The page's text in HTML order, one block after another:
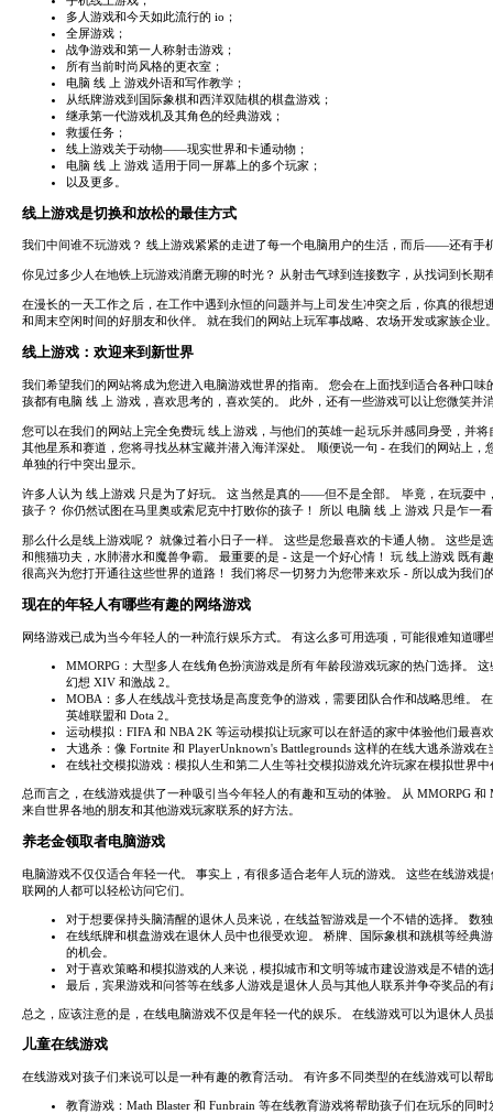
多人游戏和今天如此流行的 io；
全屏游戏；
战争游戏和第一人称射击游戏；
所有当前时尚风格的更衣室；
电脑 线 上 游戏外语和写作教学；
从纸牌游戏到国际象棋和西洋双陆棋的棋盘游戏；
继承第一代游戏机及其角色的经典游戏；
救援任务；
线上游戏关于动物——现实世界和卡通动物；
电脑 线 上 游戏 适用于同一屏幕上的多个玩家；
以及更多。
线上游戏是切换和放松的最佳方式
我们中间谁不玩游戏？ 线上游戏紧紧的走进了每一个电脑用户的生活，而后——还有手
你见过多少人在地铁上玩游戏消磨无聊的时光？ 从射击气球到连接数字，从找词到长
在漫长的一天工作之后，在工作中遇到永恒的问题并与上司发生冲突之后，你真的很
和周末空闲时间的好朋友和伙伴。 就在我们的网站上玩军事战略、农场开发或家族企业
线上游戏：欢迎来到新世界
我们希望我们的网站将成为您进入电脑游戏世界的指南。 您会在上面找到适合各种口
孩都有电脑 线 上 游戏，喜欢思考的，喜欢笑的。 此外，还有一些游戏可以让您微笑并
您可以在我们的网站上完全免费玩 线上游戏，与他们的英雄一起玩乐并感同身受，并
其他星系和赛道，您将寻找丛林宝藏并潜入海洋深处。 顺便说一句 - 在我们的网站上
单独的行中突出显示。
许多人认为 线上游戏 只是为了好玩。 这当然是真的——但不是全部。 毕竟，在玩耍
孩子？ 你仍然试图在马里奥或索尼克中打败你的孩子！ 所以 电脑 线 上 游戏 只是乍一
那么什么是线上游戏呢？ 就像过着小日子一样。 这些是您最喜欢的卡通人物。 这些
和熊猫功夫，水肺潜水和魔兽争霸。 最重要的是 - 这是一个好心情！ 玩 线上游戏 既
很高兴为您打开通往这些世界的道路！ 我们将尽一切努力为您带来欢乐 - 所以成为我们
现在的年轻人有哪些有趣的网络游戏
网络游戏已成为当今年轻人的一种流行娱乐方式。 有这么多可用选项，可能很难知道
MMORPG：大型多人在线角色扮演游戏是所有年龄段游戏玩家的热门选择。
幻想 XIV 和激战 2。
MOBA：多人在线战斗竞技场是高度竞争的游戏，需要团队合作和战略思维。
英雄联盟和 Dota 2。
运动模拟：FIFA 和 NBA 2K 等运动模拟让玩家可以在舒适的家中体验他们最
大逃杀：像 Fortnite 和 PlayerUnknown's Battlegrounds 这样的在线大逃杀游戏
在线社交模拟游戏：模拟人生和第二人生等社交模拟游戏允许玩家在模拟世界
总而言之，在线游戏提供了一种吸引当今年轻人的有趣和互动的体验。 从 MMORPG
来自世界各地的朋友和其他游戏玩家联系的好方法。
养老金领取者电脑游戏
电脑游戏不仅仅适合年轻一代。 事实上，有很多适合老年人玩的游戏。 这些在线游戏
联网的人都可以轻松访问它们。
对于想要保持头脑清醒的退休人员来说，在线益智游戏是一个不错的选择。
在线纸牌和棋盘游戏在退休人员中也很受欢迎。 桥牌、国际象棋和跳棋等经
的机会。
对于喜欢策略和模拟游戏的人来说，模拟城市和文明等城市建设游戏是不错的
最后，宾果游戏和问答等在线多人游戏是退休人员与其他人联系并争夺奖品的
总之，应该注意的是，在线电脑游戏不仅是年轻一代的娱乐。 在线游戏可以为退休人
儿童在线游戏
在线游戏对孩子们来说可以是一种有趣的教育活动。 有许多不同类型的在线游戏可以
教育游戏：Math Blaster 和 Funbrain 等在线教育游戏将帮助孩子们在玩乐的同